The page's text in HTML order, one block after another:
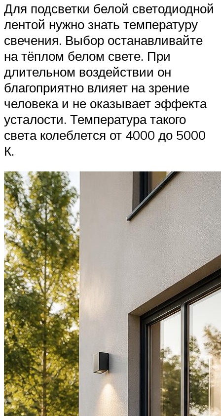
Для подсветки белой светодиодной
лентой нужно знать температуру
свечения. Выбор останавливайте
на тёплом белом свете. При
длительном воздействии он
благоприятно влияет на зрение
человека и не оказывает эффекта
усталости. Температура такого
света колеблется от 4000 до 5000
К.